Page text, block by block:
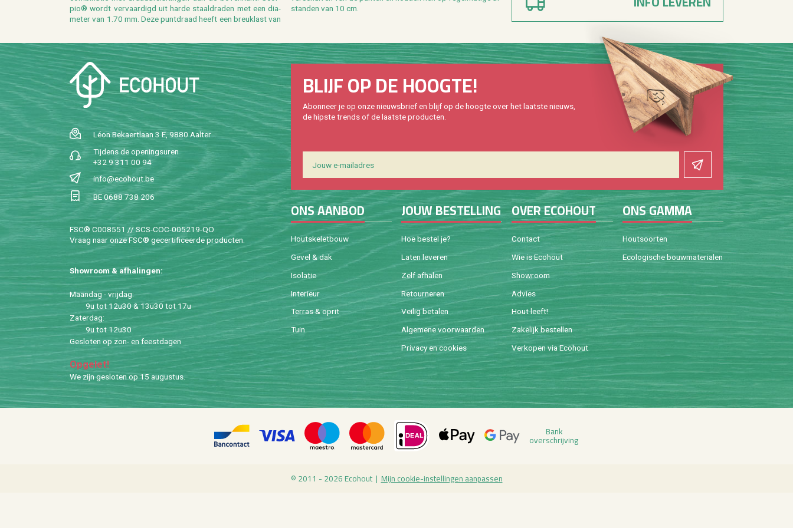
pio® wordt ver­vaar­digd uit harde staal­dra­den met een dia­
me­ter van 1.70 mm. Deze punt­draad heeft een breu­klast van
stan­den van 10 cm.
Léon Be­kaert­laan 3 E, 9880 Aal­ter
Tij­dens de ope­nings­uren
+32 9 311 00 94
info@​ecohout.​be
BE 0688 738 206
FSC® C008551 // SCS-COC-005219-QO
Vraag naar onze FSC® ge­cer­ti­fi­ceer­de pro­duc­ten.
Show­room & af­ha­lin­gen:
Maan­dag - vrij­dag:
9u tot 12u30 & 13u30 tot 17u
Za­ter­dag:
9u tot 12u30
Ge­slo­ten op zon- en feest­da­gen
Op­ge­let!
We zijn ge­slo­ten op 15 au­gus­tus.
BLIJF OP DE HOOG­TE!
Abon­neer je op onze nieuws­brief en blijf op de hoog­te over het laat­ste nieuws,
de hip­s­te trends of de laat­ste pro­duc­ten.
ONS AAN­BOD
Houtske­let­bouw
Gevel & dak
Iso­la­tie
In­te­ri­eur
Ter­ras & oprit
Tuin
JOUW BE­STEL­LING
Hoe be­stel je?
Laten le­ve­ren
Zelf af­ha­len
Re­tour­ne­ren
Vei­lig be­ta­len
Al­ge­me­ne voor­waar­den
Pri­va­cy en coo­kies
OVER ECO­HOUT
Con­tact
Wie is Eco­hout
Show­room
Ad­vies
Hout leeft!
Za­ke­lijk be­stel­len
Ver­ko­pen via Eco­hout
ONS GAMMA
Hout­soor­ten
Eco­lo­gi­sche bouw­ma­te­ri­a­len
Bank
over­schrij­ving
© 2011 - 2026 Eco­hout |Mijn coo­kie-in­stel­lin­gen aan­pas­sen